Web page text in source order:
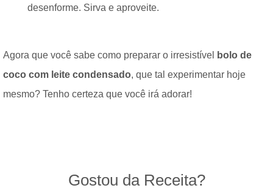
desenforme. Sirva e aproveite.
Agora que você sabe como preparar o irresistível
bolo de
coco com leite condensado, que tal experimentar hoje
mesmo? Tenho certeza que você irá adorar!
Gostou da Receita?